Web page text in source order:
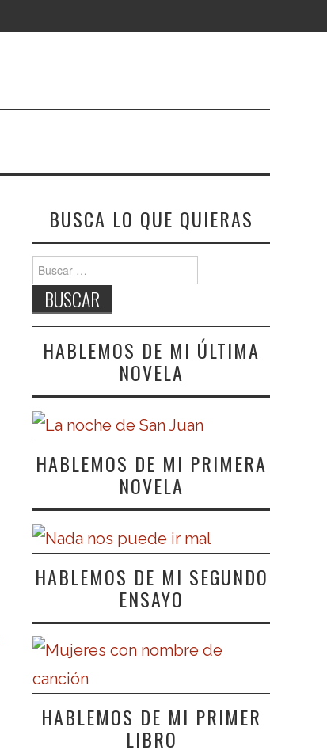
BUSCA LO QUE QUIERAS
Buscar:
HABLEMOS DE MI ÚLTIMA
NOVELA
HABLEMOS DE MI PRIMERA
NOVELA
HABLEMOS DE MI SEGUNDO
ENSAYO
HABLEMOS DE MI PRIMER
LIBRO